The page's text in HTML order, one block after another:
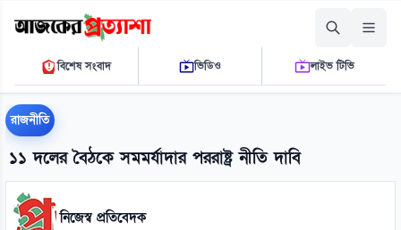
শনিবার, ০৮ আগস্ট ২০২৬
০৬:৫২:০০ এ.এম.THE DAILY AJKER PROTTASHA
বিশেষ সংবাদ ভিডিও লাইভ টিভি
রাজনীতি
১১ দলের বৈঠকে সমমর্যাদার পররাষ্ট্র নীতি দাবি
নিজেস্ব প্রতিবেদক